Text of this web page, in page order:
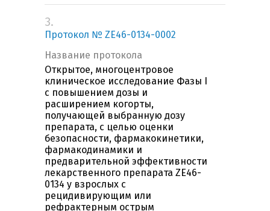
3.
Протокол № ZE46-0134-0002
Название протокола
Открытое, многоцентровое
клиническое исследование Фазы I
с повышением дозы и
расширением когорты,
получающей выбранную дозу
препарата, с целью оценки
безопасности, фармакокинетики,
фармакодинамики и
предварительной эффективности
лекарственного препарата ZE46-
0134 у взрослых с
рецидивирующим или
рефрактерным острым